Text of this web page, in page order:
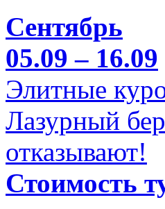
Сентябрь
05.09 – 16.09
Элитные
Лазурный
отказывают!
Стоимость